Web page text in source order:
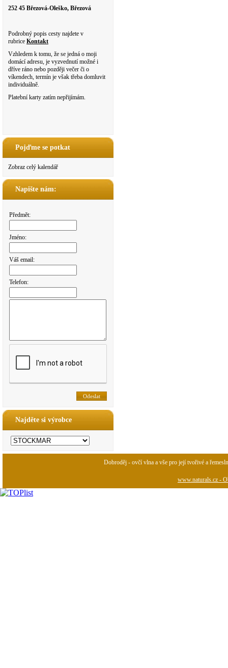
252 45 Březová-Oleško, Březová
Podrobný popis cesty najdete v
rubrice Kontakt
Vzhledem k tomu, že se jedná o moji
domácí adresu, je vyzvednutí možné i
dříve ráno nebo později večer či o
víkendech, termín je však třeba domluvit
individuálně.
Platební karty zatím nepřijímám.
Pojďme se potkat
Zobraz celý kalendář
Napište nám:
Předmět:
Jméno:
Váš email:
Telefon:
Najděte si výrobce
Dobroděj - ovčí vlna a vše pro její tvořivé a
www.naturals.cz -